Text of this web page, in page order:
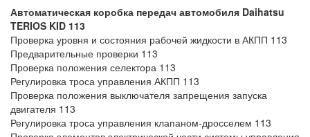
Автоматическая коробка передач автомобиля Daihatsu
TERIOS KID 113
Проверка уровня и состояния рабочей жидкости в АКПП 113
Предварительные проверки 113
Проверка положения селектора 113
Регулировка троса управления АКПП 113
Проверка положения выключателя запрещения запуска
двигателя 113
Регулировка троса управления клапаном-дросселем 113